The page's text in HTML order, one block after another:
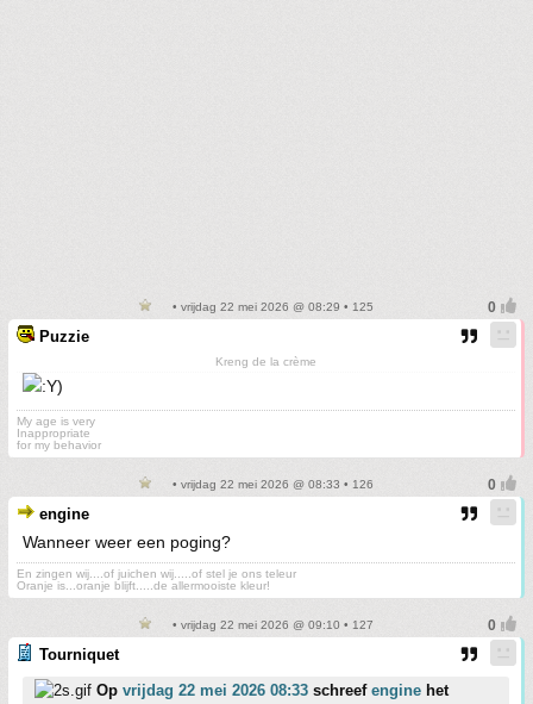
• vrijdag 22 mei 2026 @ 08:29 • 125
Puzzie
Kreng de la crème
My age is very
Inappropriate
for my behavior
• vrijdag 22 mei 2026 @ 08:33 • 126
engine
Wanneer weer een poging?
En zingen wij....of juichen wij.....of stel je ons teleur
Oranje is...oranje blijft.....de allermooiste kleur!
• vrijdag 22 mei 2026 @ 09:10 • 127
Tourniquet
Op vrijdag 22 mei 2026 08:33 schreef engine het